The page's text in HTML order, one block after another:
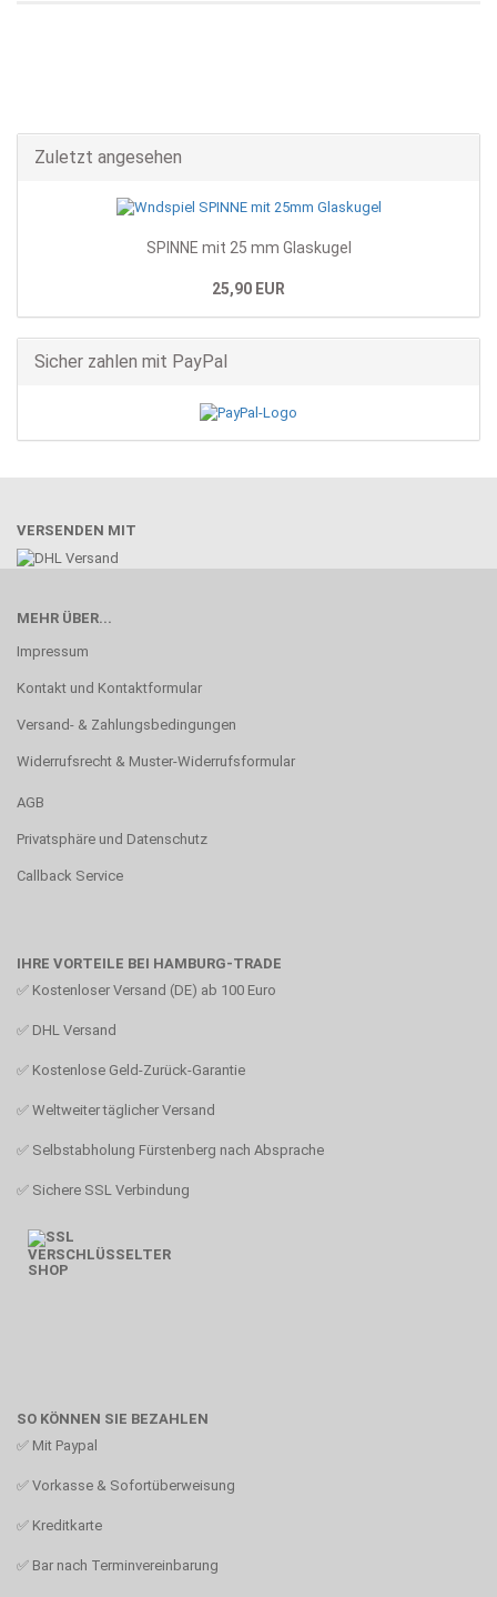
Zuletzt angesehen
SPINNE mit 25 mm Glaskugel
25,90 EUR
Sicher zahlen mit PayPal
VERSENDEN MIT
MEHR ÜBER...
Impressum
Kontakt und Kontaktformular
Versand- & Zahlungsbedingungen
Widerrufsrecht & Muster-Widerrufsformular
AGB
Privatsphäre und Datenschutz
Callback Service
IHRE VORTEILE BEI HAMBURG-TRADE
✅ Kostenloser Versand (DE) ab 100 Euro
✅ DHL Versand
✅ Kostenlose Geld-Zurück-Garantie
✅ Weltweiter täglicher Versand
✅ Selbstabholung Fürstenberg nach Absprache
✅ Sichere SSL Verbindung
SO KÖNNEN SIE BEZAHLEN
✅ Mit Paypal
✅ Vorkasse & Sofortüberweisung
✅ Kreditkarte
✅ Bar nach Terminvereinbarung